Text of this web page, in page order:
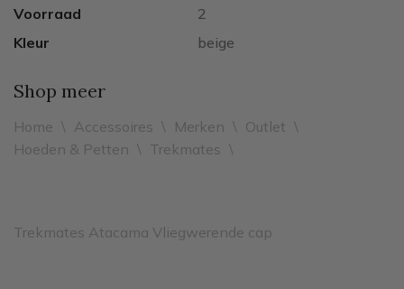
Voorraad
2
Kleur
beige
Shop meer
Home \ Accessoires \ Merken \ Outlet \
Hoeden & Petten \ Trekmates \
Trekmates Atacama Vliegwerende cap